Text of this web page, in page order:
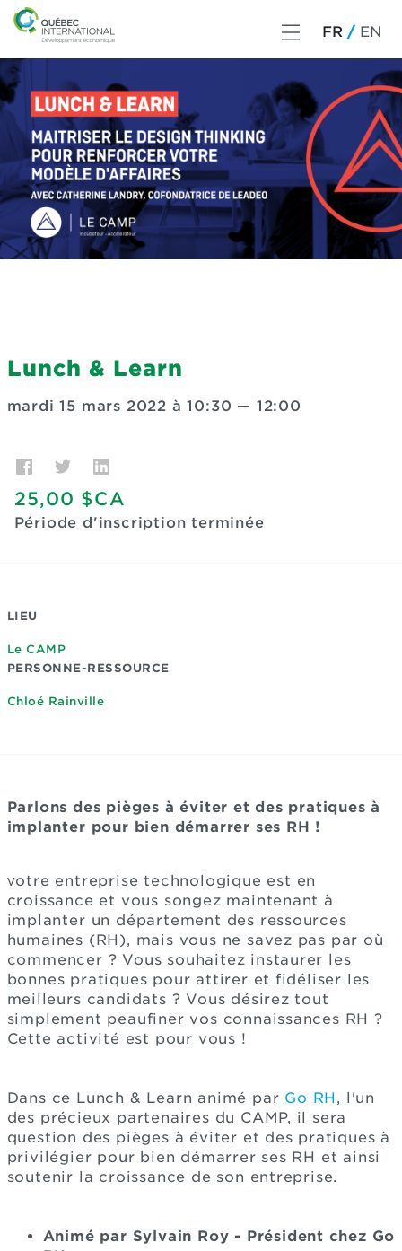
FR EN
Lunch & Learn
mardi 15 mars 2022 à 10:30 — 12:00
25,00 $CA
Période d'inscription terminée
LIEU
Le CAMP
PERSONNE-RESSOURCE
Chloé Rainville
Parlons des pièges à éviter et des pratiques à
implanter pour bien démarrer ses RH !
Votre entreprise technologique est en
croissance et vous songez maintenant à
implanter un département des ressources
humaines (RH), mais vous ne savez pas par où
commencer ? Vous souhaitez instaurer les
bonnes pratiques pour attirer et fidéliser les
meilleurs candidats ? Vous désirez tout
simplement peaufiner vos connaissances RH ?
Cette activité est pour vous !
Dans ce Lunch & Learn animé par Go RH, l'un
des précieux partenaires du CAMP, il sera
question des pièges à éviter et des pratiques à
privilégier pour bien démarrer ses RH et ainsi
soutenir la croissance de son entreprise.
Animé par Sylvain Roy - Président chez Go